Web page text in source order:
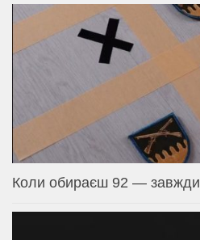
Коли обираєш 92 —